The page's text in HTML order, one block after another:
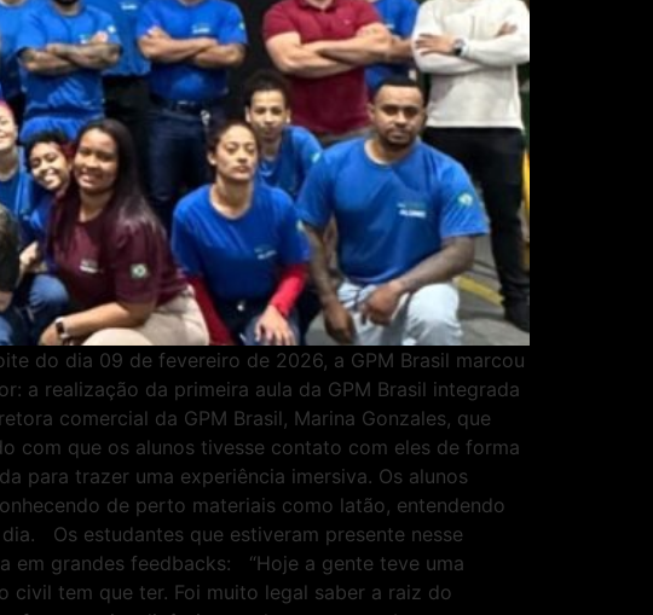
do dia 09 de fevereiro de 2026, a GPM Brasil marcou
a realização da primeira aula da GPM Brasil integrada
comercial da GPM Brasil, Marina Gonzales, que
com que os alunos tivesse contato com eles de forma
trazer uma experiência imersiva. Os alunos
de perto materiais como latão, entendendo
Os estudantes que estiveram presente nesse
em grandes feedbacks: “Hoje a gente teve uma
civil tem que ter. Foi muito legal saber a raiz do